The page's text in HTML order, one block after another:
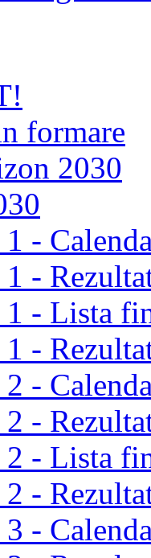
formare
2030
-
-
1 - Lista
1 -
-
-
2 - Lista
2 -
-